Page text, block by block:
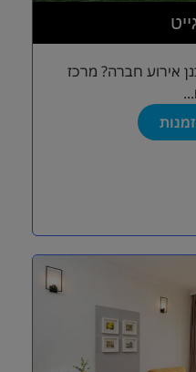
אירוע חברה? מרכז